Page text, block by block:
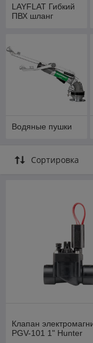
LAYFLAT Гибкий
ПВХ шланг
Водяные пушки
Сортировка
Клапан
PGV-101 1" Hunter